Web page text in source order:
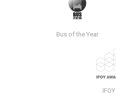
Bus of the Year
IFOY